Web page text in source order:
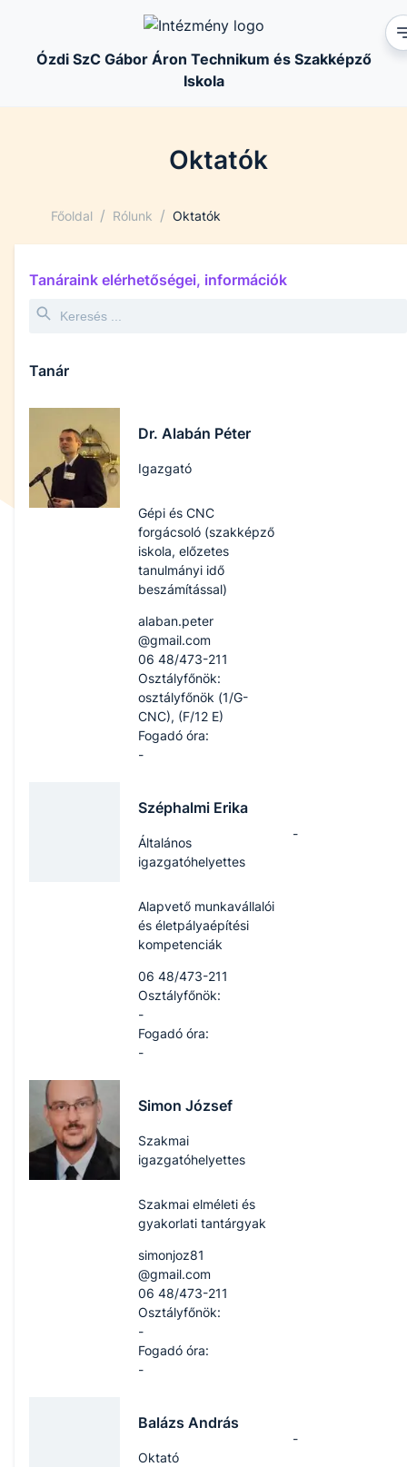
Ózdi SzC Gábor Áron Technikum és Szakképző
Iskola
Oktatók
Főoldal / Rólunk / Oktatók
Tanáraink elérhetőségei, információk
Tanár
Dr. Alabán Péter
Igazgató
Gépi és CNC
forgácsoló (szakképző
iskola, előzetes
tanulmányi idő
beszámítással)
alaban.peter​
@gmail.com
06 48/473-211
Osztályfőnök:
osztályfőnök (1/G-
CNC), (F/12 E)
Fogadó óra:
-
Széphalmi Erika
Általános
igazgatóhelyettes
Alapvető munkavállalói
és életpályaépítési
kompetenciák
-
06 48/473-211
Osztályfőnök:
-
Fogadó óra:
-
Simon József
Szakmai
igazgatóhelyettes
Szakmai elméleti és
gyakorlati tantárgyak
simonjoz81​
@gmail.com
06 48/473-211
Osztályfőnök:
-
Fogadó óra:
-
Balázs András
Oktató
-